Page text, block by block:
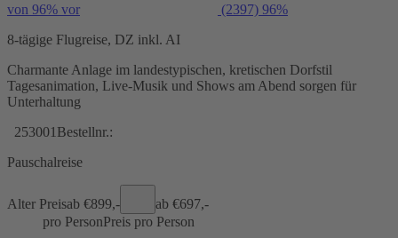
von 96% vor (2397) 96%
8-tägige Flugreise, DZ inkl. AI
Charmante Anlage im landestypischen, kretischen Dorfstil
Tagesanimation, Live-Musik und Shows am Abend sorgen für
Unterhaltung
253001 Bestellnr.:
Pauschalreise
Alter Preisab €899,- ab €697,-
pro PersonPreis pro Person